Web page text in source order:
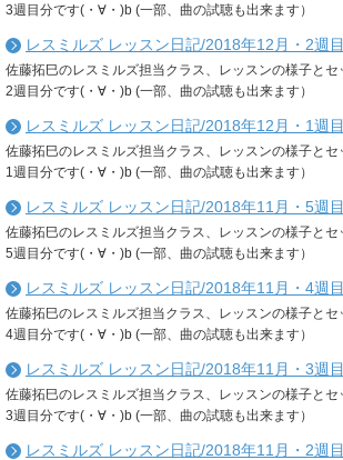
3週目分です(・∀・)b (一部、曲の試聴も出来ます）
レスミルズ レッスン日記/2018年12月・2週目
佐藤拓巳のレスミルズ担当クラス、レッスンの様子と
2週目分です(・∀・)b (一部、曲の試聴も出来ます）
レスミルズ レッスン日記/2018年12月・1週目
佐藤拓巳のレスミルズ担当クラス、レッスンの様子と
1週目分です(・∀・)b (一部、曲の試聴も出来ます）
レスミルズ レッスン日記/2018年11月・5週目
佐藤拓巳のレスミルズ担当クラス、レッスンの様子と
5週目分です(・∀・)b (一部、曲の試聴も出来ます）
レスミルズ レッスン日記/2018年11月・4週目
佐藤拓巳のレスミルズ担当クラス、レッスンの様子と
4週目分です(・∀・)b (一部、曲の試聴も出来ます）
レスミルズ レッスン日記/2018年11月・3週目
佐藤拓巳のレスミルズ担当クラス、レッスンの様子と
3週目分です(・∀・)b (一部、曲の試聴も出来ます）
レスミルズ レッスン日記/2018年11月・2週目